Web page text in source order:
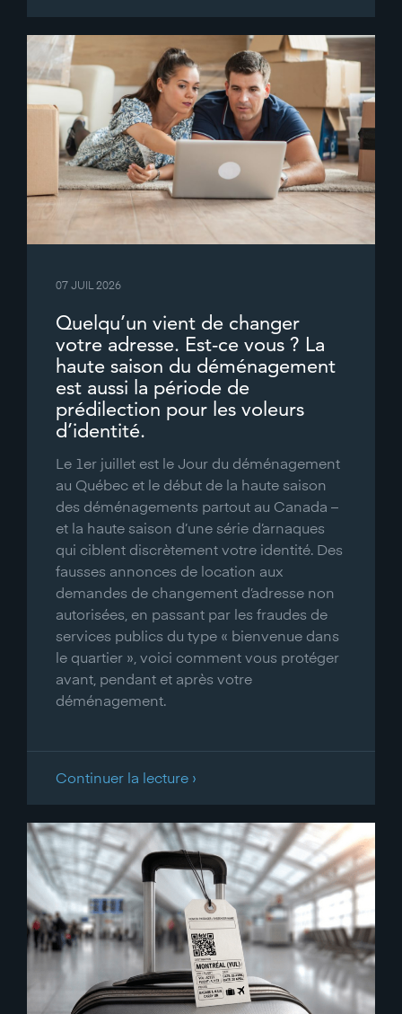
07 JUIL 2026
Quelqu’un vient de changer
votre adresse. Est-ce vous ? La
haute saison du déménagement
est aussi la période de
prédilection pour les voleurs
d’identité.
Le 1er juillet est le Jour du déménagement
au Québec et le début de la haute saison
des déménagements partout au Canada –
et la haute saison d’une série d’arnaques
qui ciblent discrètement votre identité. Des
fausses annonces de location aux
demandes de changement d’adresse non
autorisées, en passant par les fraudes de
services publics du type « bienvenue dans
le quartier », voici comment vous protéger
avant, pendant et après votre
déménagement.
Continuer la lecture ›